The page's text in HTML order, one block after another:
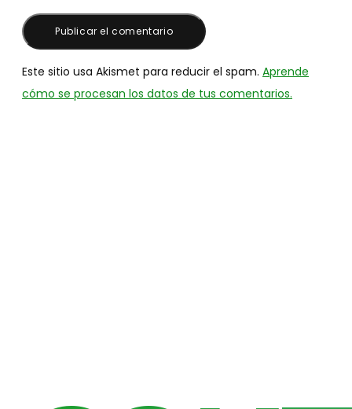
Este sitio usa Akismet para reducir el spam. Aprende
cómo se procesan los datos de tus comentarios.